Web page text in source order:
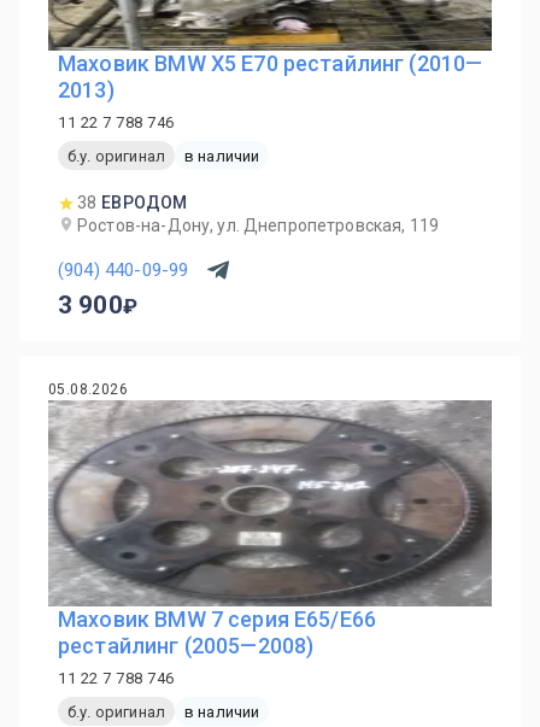
Маховик BMW X5 E70 рестайлинг (2010—
2013)
11 22 7 788 746
б.у. оригинал
в наличии
38 ЕВРОДОМ
Ростов-на-Дону, ул. Днепропетровская, 119
(904) 440-09-99
3 900
05.08.2026
Маховик BMW 7 серия E65/E66
рестайлинг (2005—2008)
11 22 7 788 746
б.у. оригинал
в наличии